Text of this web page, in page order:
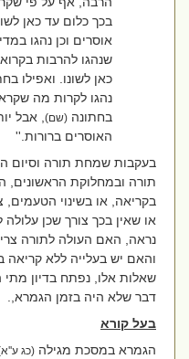
בכך כלום עד כאן
אוסרים וכן נהגו
שנהגו להרבות
כאן לשונו. ואפילו
נהגו לקרות מה שקרא
בחתונה(שם), אבל
האוסרים ברורות.''
בעקבות שמחת תורה וסיום
תורה ובמחלוקת הראשונים,
בקריאה, או בשינוי הטעמים,
או שאין בכך צורך שכן עלולה
נראה, האם העולה לתורה
והאם יש בעלייה ללא קריאה
שאלות אלו, נפתח בדיון מתי
דבר שלא היה בזמן הגמרא,.
בעל קורא
הגמרא במסכת מגילה(כג ע''א)